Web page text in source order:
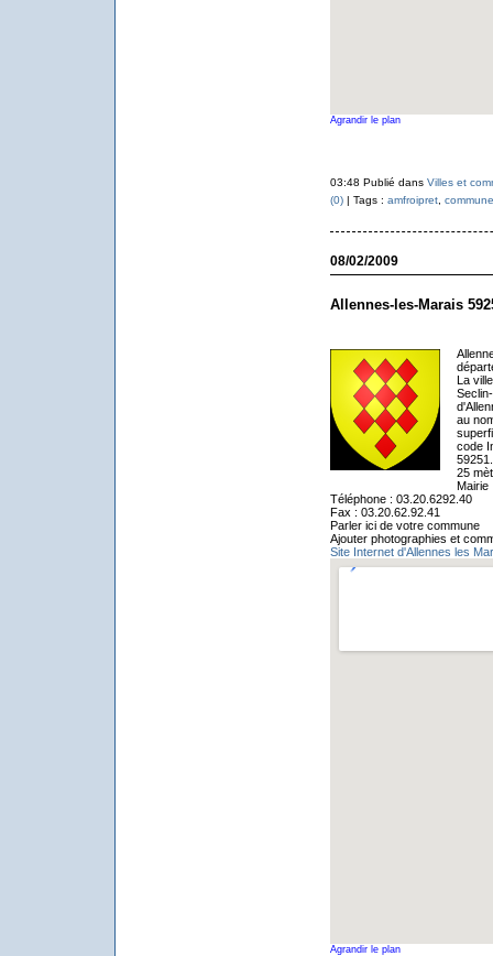
Agrandir le plan
03:48 Publié dans Villes et
(0)| Tags : amfroipret,
08/02/2009
Allennes-les-Marais
La
au
code
25
Mairie
Téléphone : 03.20.6292.40
Fax : 03.20.62.92.41
Parler ici de votre commune
Ajouter photographies et
Site Internet d'Allennes les
Agrandir le plan